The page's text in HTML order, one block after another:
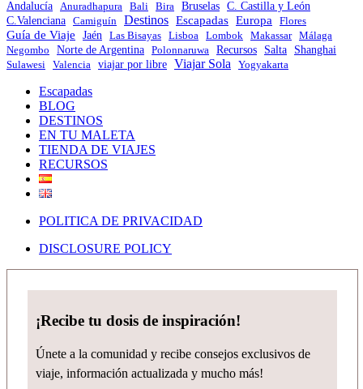
Andalucía Anuradhapura Bali Bira Bruselas C. Castilla y León
C.Valenciana Camiguín Destinos Escapadas Europa Flores
Guía de Viaje Jaén Las Bisayas Lisboa Lombok Makassar Málaga
Negombo
Norte de Argentina Polonnaruwa Recursos Salta
Shanghai
Sulawesi
Valencia viajar por libre Viajar Sola Yogyakarta
Escapadas
BLOG
DESTINOS
EN TU MALETA
TIENDA DE VIAJES
RECURSOS
POLITICA DE PRIVACIDAD
DISCLOSURE POLICY
¡Recibe tu dosis de inspiración!
Únete a la comunidad y recibe consejos exclusivos de
viaje, información actualizada y mucho más!